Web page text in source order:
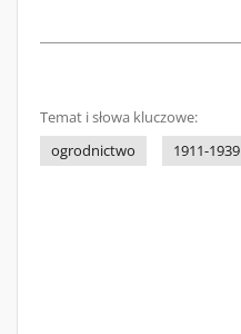
Temat i słowa kluczowe:
ogrodnictwo
1911-1939